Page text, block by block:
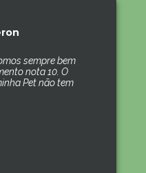
sempre bem
nota 10. O
Pet não tem